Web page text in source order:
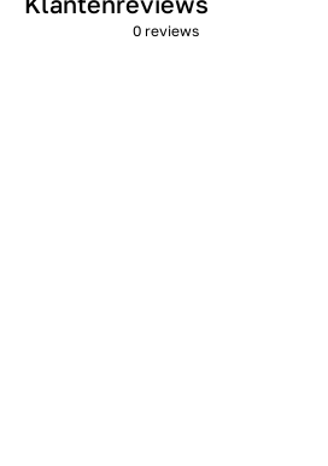
0 reviews